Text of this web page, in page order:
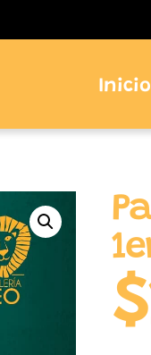
Inicio
$